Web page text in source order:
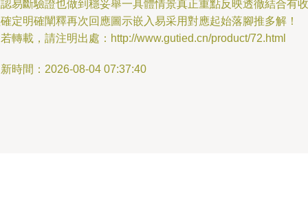
易斷驗證也做到穩妥舉一具體情景真正重點反映透徹結合有收
定明確闡釋再次回應圖示嵌入易采用對應起始落腳推多解！
轉載，請注明出處：http://www.gutied.cn/product/72.html
時間：2026-08-04 07:37:40